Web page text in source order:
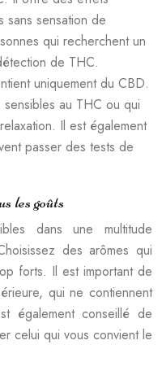
sans sensation de
qui recherchent un
de THC.
uniquement du CBD.
au THC ou qui
Il est également
passer des tests de
les goûts
dans une multitude
des arômes qui
forts. Il est important de
qui ne contiennent
également conseillé de
celui qui vous convient le